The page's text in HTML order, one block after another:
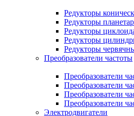
Редукторы
Редукторы
Редукторы
Редукторы
Редукторы
Преобразователи частоты
Преобразователи
Преобразователи
Преобразователи
Преобразователи
Электродвигатели